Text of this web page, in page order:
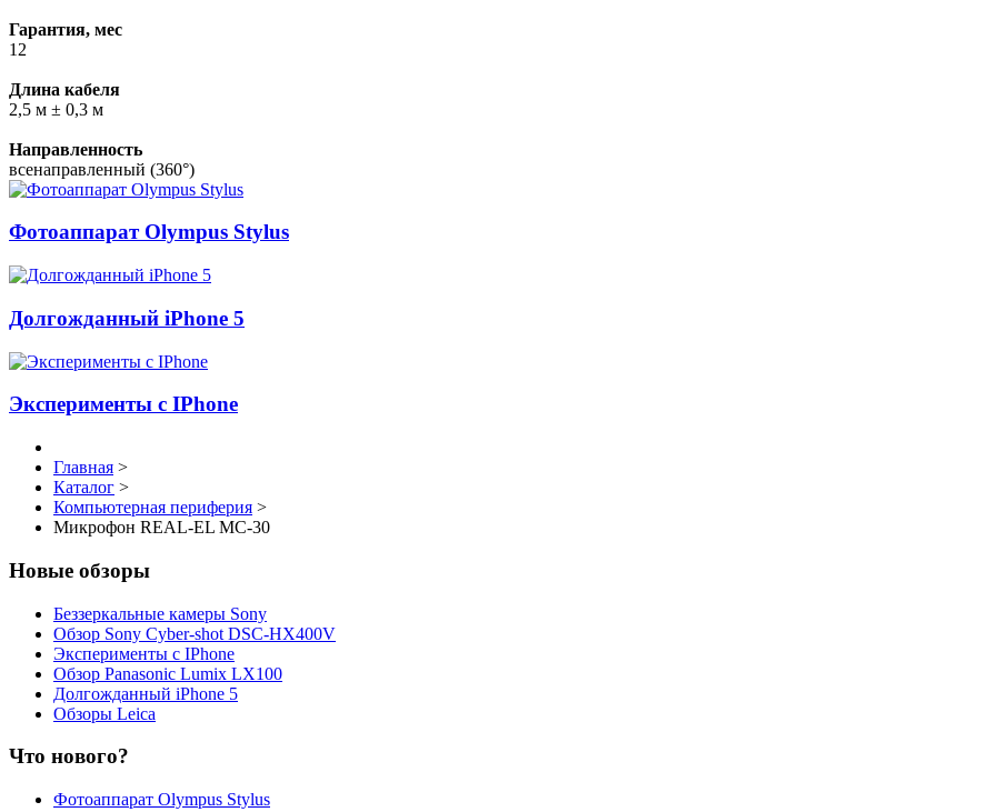
Гарантия, мес
12
Длина кабеля
2,5 м ± 0,3 м
Направленность
всенаправленный (360°)
Фотоаппарат Olympus Stylus
Долгожданный iPhone 5
Эксперименты с IPhone
Главная >
Каталог >
Компьютерная периферия >
Микрофон REAL-EL MC-30
Новые обзоры
Беззеркальные камеры Sony
Обзор Sony Cyber-shot DSC-HX400V
Эксперименты с IPhone
Обзор Panasonic Lumix LX100
Долгожданный iPhone 5
Обзоры Leica
Что нового?
Фотоаппарат Olympus Stylus